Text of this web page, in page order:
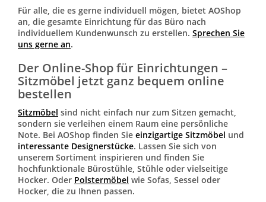
Für alle, die es gerne individuell mögen, bietet AOShop
an, die gesamte Einrichtung für das Büro nach
individuellem Kundenwunsch zu erstellen. Sprechen Sie
uns gerne an.
Der Online-Shop für Einrichtungen –
Sitzmöbel jetzt ganz bequem online
bestellen
Sitzmöbel sind nicht einfach nur zum Sitzen gemacht,
sondern sie verleihen einem Raum eine persönliche
Note. Bei AOShop finden Sie einzigartige Sitzmöbel und
interessante Designerstücke. Lassen Sie sich von
unserem Sortiment inspirieren und finden Sie
hochfunktionale Bürostühle, Stühle oder vielseitige
Hocker. Oder Polstermöbel wie Sofas, Sessel oder
Hocker, die zu Ihnen passen.